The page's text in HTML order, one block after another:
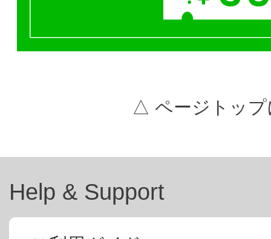
△ ページトップ
Help & Support